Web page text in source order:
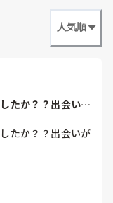
人気順
たか？？出会いが
たか？？出会いが